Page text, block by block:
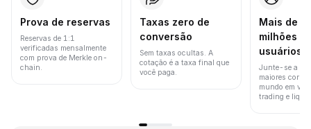
Prova de reservas
Reservas de 1:1
verificadas mensalmente
com prova de Merkle on-
chain.
Taxas zero de
conversão
Sem taxas ocultas. A
cotação é a taxa final que
você paga.
Mais de
milhões
usuários
Junte-se a
maiores
mundo em
trading e